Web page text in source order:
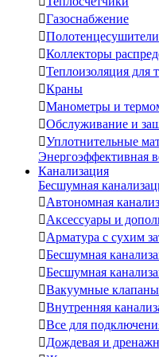
Газоснабжение
Полотенцесушители
Коллекторы
Теплоизоляция для
Краны
Манометры и
Обслуживание и
Уплотнительные
Энергоэффективная
Канализация
Бесшумная
Автономная
Аксессуары и
Арматура с сухим
Бесшумная
Бесшумная
Вакуумные клапаны
Внутренняя
Все для
Дождевая и